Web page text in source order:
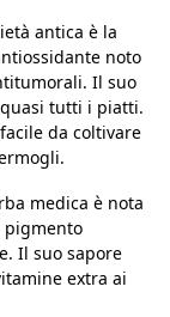
antica è la
noto
Il suo
tutti i piatti.
da coltivare
medica è nota
pigmento
Il suo sapore
extra ai